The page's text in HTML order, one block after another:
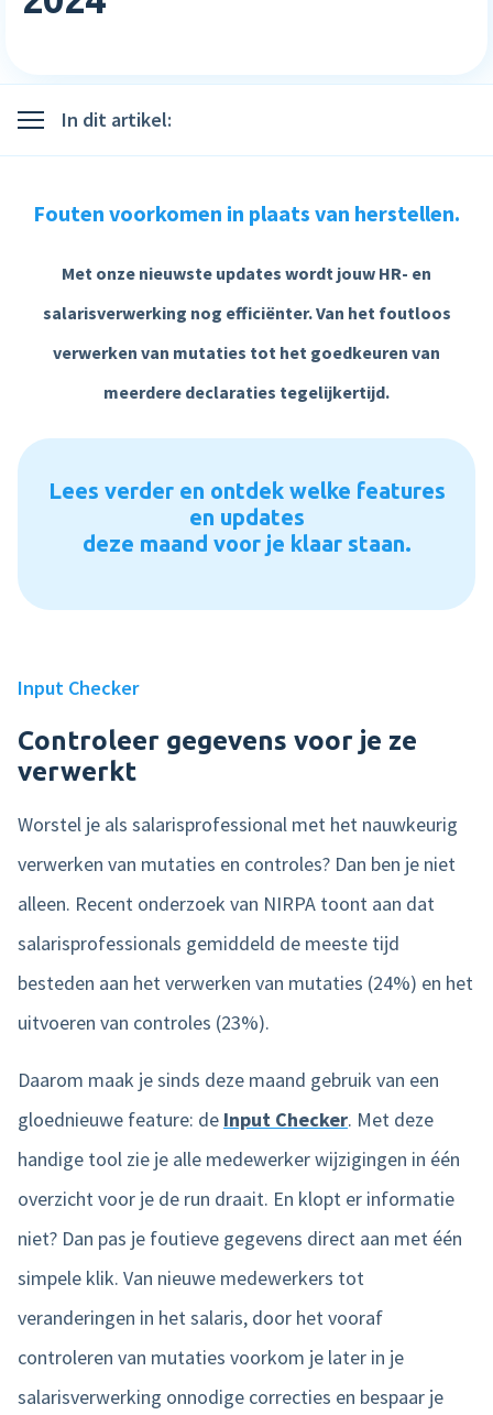
AI Assistant NIEUW
Direct betalen
Interactieve loonstrook
Salaris workflow
Meer salaris features »
Product
Nmbrs Marketplace
Events
Trainingen
Contact
Support
Sverige
In dit artikel:
Fouten voorkomen in plaats van herstellen.
Met onze nieuwste updates wordt jouw HR- en
salarisverwerking nog efficiënter.Van het foutloos
verwerken van mutaties tot het goedkeuren van
meerdere declaraties tegelijkertijd.
Lees verder en ontdek welke features
en updates
deze maand voor je klaar staan.
Input Checker
Controleer gegevens voor je ze
verwerkt
Worstel je als salarisprofessional met het nauwkeurig
verwerken van mutaties en controles? Dan ben je niet
alleen. Recent onderzoek van NIRPA toont aan dat
salarisprofessionals gemiddeld de meeste tijd
besteden aan het verwerken van mutaties (24%) en het
uitvoeren van controles (23%).
Daarom maak je sinds deze maand gebruik van een
gloednieuwe feature: de Input Checker. Met deze
handige tool zie je alle medewerker wijzigingen in één
overzicht voor je de run draait. En klopt er informatie
niet? Dan pas je foutieve gegevens direct aan met één
simpele klik. Van nieuwe medewerkers tot
veranderingen in het salaris, door het vooraf
controleren van mutaties voorkom je later in je
salarisverwerking onnodige correcties en bespaar je